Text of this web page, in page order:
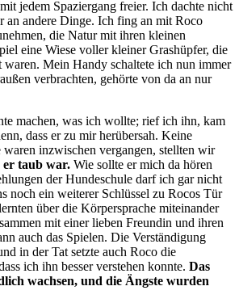
jedem Spaziergang freier. Ich dachte nicht
an andere Dinge. Ich fing an mit Roco
die Natur mit ihren kleinen
eine Wiese voller kleiner Grashüpfer, die
waren. Mein Handy schaltete ich nun immer
verbrachten, gehörte von da an nur
machen, was ich wollte; rief ich ihn, kam
dass er zu mir herübersah. Keine
waren inzwischen vergangen, stellten wir
er taub war. Wie sollte er mich da hören
der Hundeschule darf ich gar nicht
noch ein weiterer Schlüssel zu Rocos Tür
über die Körpersprache miteinander
mit einer lieben Freundin und ihren
auch das Spielen. Die Verständigung
in der Tat setzte auch Roco die
ich ihn besser verstehen konnte. Das
wachsen, und die Ängste wurden